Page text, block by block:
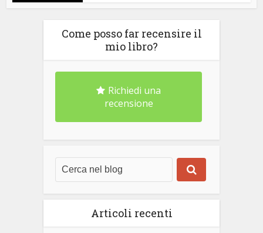
Come posso far recensire il
mio libro?
Richiedi una
recensione
Articoli recenti